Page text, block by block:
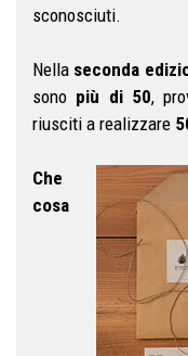
sconosciuti.
Nella seconda
sono più di 50,
riusciti a realizzare
Che
cosa